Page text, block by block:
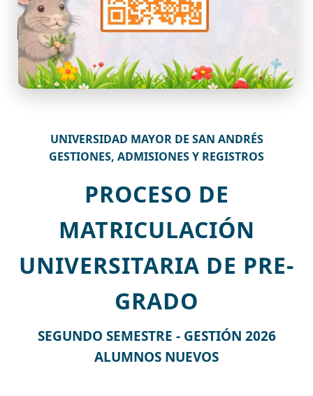
UNIVERSIDAD MAYOR DE SAN ANDRÉS
GESTIONES, ADMISIONES Y REGISTROS
PROCESO DE
MATRICULACIÓN
UNIVERSITARIA DE PRE-
GRADO
SEGUNDO SEMESTRE - GESTIÓN 2026
ALUMNOS NUEVOS